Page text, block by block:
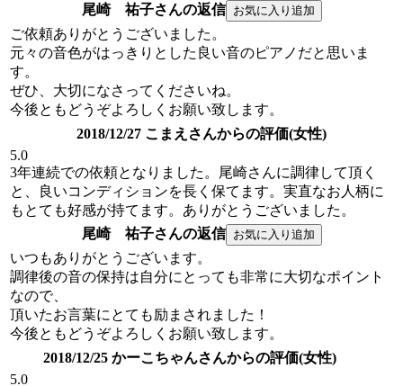
尾崎 祐子さんの返信
ご依頼ありがとうございました。
元々の音色がはっきりとした良い音のピアノだと思いま
す。
ぜひ、大切になさってくださいね。
今後ともどうぞよろしくお願い致します。
2018/12/27 こまえさんからの評価(女性)
5.0
3年連続での依頼となりました。尾崎さんに調律して頂く
と、良いコンディションを長く保てます。実直なお人柄に
もとても好感が持てます。ありがとうございました。
尾崎 祐子さんの返信
いつもありがとうございます。
調律後の音の保持は自分にとっても非常に大切なポイント
なので、
頂いたお言葉にとても励まされました！
今後ともどうぞよろしくお願い致します。
2018/12/25 かーこちゃんさんからの評価(女性)
5.0